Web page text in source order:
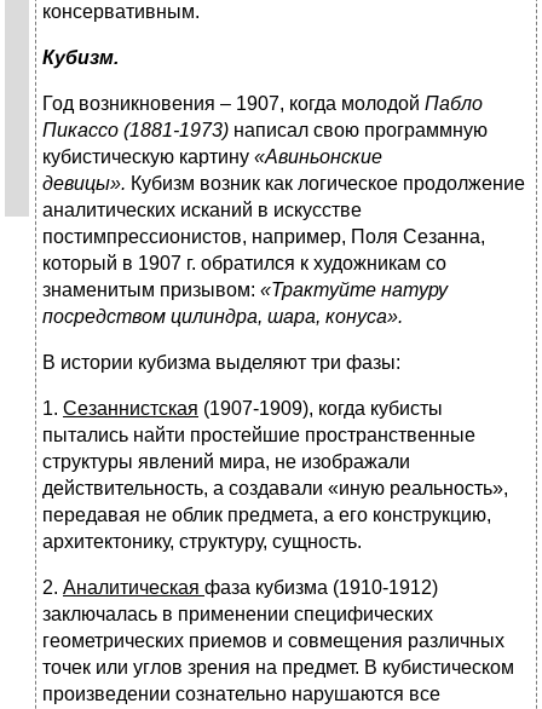
консервативным.
Кубизм.
Год возникновения – 1907, когда молодой Пабло
Пикассо (1881-1973) написал свою программную
кубистическую картину «Авиньонские
девицы». Кубизм возник как логическое продолжение
аналитических исканий в искусстве
постимпрессионистов, например, Поля Сезанна,
который в 1907 г. обратился к художникам со
знаменитым призывом: «Трактуйте натуру
посредством цилиндра, шара, конуса».
В истории кубизма выделяют три фазы:
1. Сезаннистская (1907-1909), когда кубисты
пытались найти простейшие пространственные
структуры явлений мира, не изображали
действительность, а создавали «иную реальность»,
передавая не облик предмета, а его конструкцию,
архитектонику, структуру, сущность.
2. Аналитическая фаза кубизма (1910-1912)
заключалась в применении специфических
геометрических приемов и совмещения различных
точек или углов зрения на предмет. В кубистическом
произведении сознательно нарушаются все